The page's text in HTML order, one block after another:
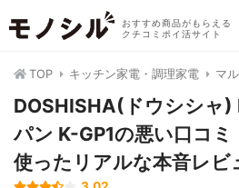
おすすめ商品がもらえる
クチコミポイ活サイト
TOP キッチン家電・調理家電 マ
DOSHISHA(ドウシシャ
パン K-GP1の悪い口コミ
使ったリアルな本音レビ